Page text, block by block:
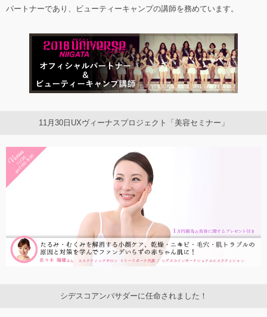
パートナーであり、ビューティーキャンプの講師を務めています。
11月30日UXヴィーナスプロジェクト「美容セミナー」
シデスコアンバサダーに任命されました！